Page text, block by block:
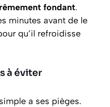
fondant.
minutes avant de le
qu’il refroidisse
à éviter
a ses pièges.